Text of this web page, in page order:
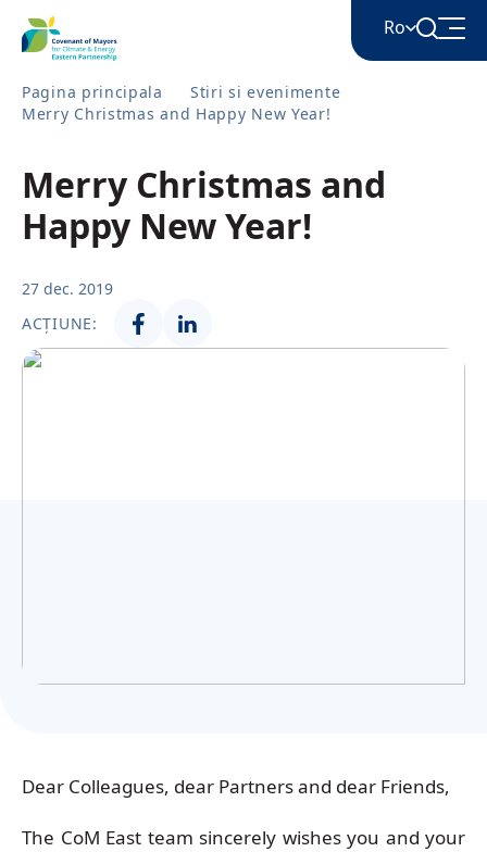
Ro
English
Հայերեն
Azərbaycan
ქართული
Pagina principala
Stiri si evenimente
Merry Christmas and Happy New Year!
Merry Christmas and
Happy New Year!
27 dec. 2019
ACȚIUNE:
Dear Colleagues, dear Partners and dear Friends,
The CoM East team sincerely wishes you and your